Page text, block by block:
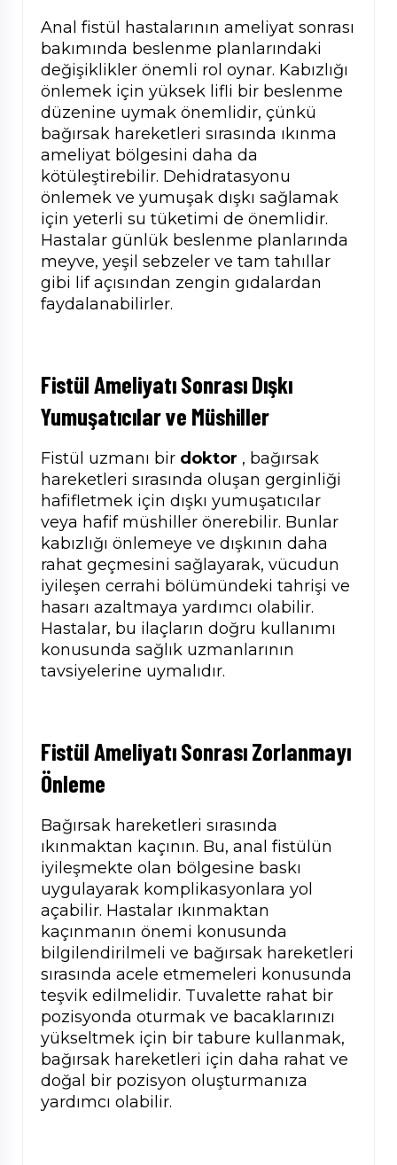
Anal fistül hastalarının ameliyat sonrası
bakımında beslenme planlarındaki
değişiklikler önemli rol oynar. Kabızlığı
önlemek için yüksek lifli bir beslenme
düzenine uymak önemlidir, çünkü
bağırsak hareketleri sırasında ıkınma
ameliyat bölgesini daha da
kötüleştirebilir. Dehidratasyonu
önlemek ve yumuşak dışkı sağlamak
için yeterli su tüketimi de önemlidir.
Hastalar günlük beslenme planlarında
meyve, yeşil sebzeler ve tam tahıllar
gibi lif açısından zengin gıdalardan
faydalanabilirler.
Fistül Ameliyatı SonrasıDışkı
Yumuşatıcılar ve Müshiller
Fistül uzmanı bir doktor , bağırsak
hareketleri sırasında oluşan gerginliği
hafifletmek için dışkı yumuşatıcılar
veya hafif müshiller önerebilir. Bunlar
kabızlığı önlemeye ve dışkının daha
rahat geçmesini sağlayarak, vücudun
iyileşen cerrahi bölümündeki tahrişi ve
hasarı azaltmaya yardımcı olabilir.
Hastalar, bu ilaçların doğru kullanımı
konusunda sağlık uzmanlarının
tavsiyelerine uymalıdır.
Fistül Ameliyatı Sonrası Zorlanmayı
Önleme
Bağırsak hareketleri sırasında
ıkınmaktan kaçının. Bu, anal fistülün
iyileşmekte olan bölgesine baskı
uygulayarak komplikasyonlara yol
açabilir. Hastalar ıkınmaktan
kaçınmanın önemi konusunda
bilgilendirilmeli ve bağırsak hareketleri
sırasında acele etmemeleri konusunda
teşvik edilmelidir. Tuvalette rahat bir
pozisyonda oturmak ve bacaklarınızı
yükseltmek için bir tabure kullanmak,
bağırsak hareketleri için daha rahat ve
doğal bir pozisyon oluşturmanıza
yardımcı olabilir.